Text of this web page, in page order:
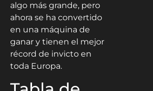
algo más grande, pero
ahora se ha convertido
en una máquina de
ganar y tienen el mejor
récord de invicto en
toda Europa.